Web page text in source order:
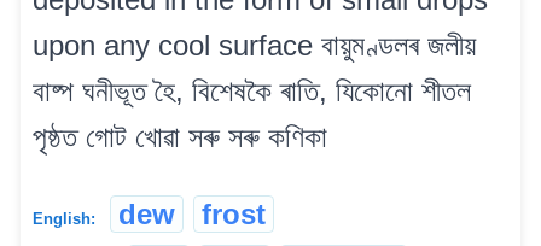
upon any cool surface বায়ুমণ্ডলৰ জলীয়
বাষ্প ঘনীভূত হৈ, বিশেষকৈ ৰাতি, যিকোনো শীতল
পৃষ্ঠত গোট খোৱা সৰু সৰু কণিকা
English: dew frost